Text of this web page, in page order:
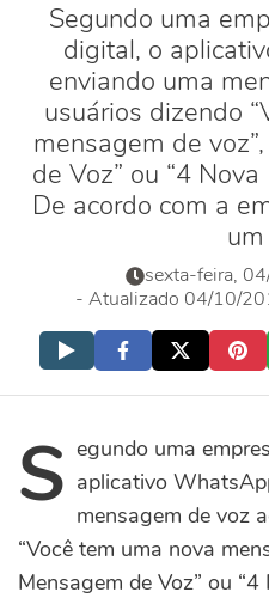
Segundo uma
digital, o
enviando uma
usuários dizendo
mensagem de
de Voz” ou “4
De acordo com a
sexta-feira,
- Atualizado 04/10/
Segundo uma
aplicativo
mensagem de voz
“Você tem uma nova
Mensagem de Voz” ou